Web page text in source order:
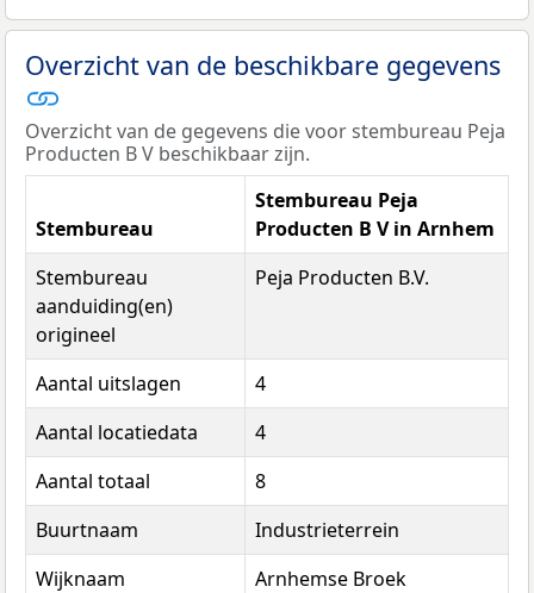
Overzicht van de beschikbare gegevens
Overzicht van de gegevens die voor stembureau Peja
Producten B V beschikbaar zijn.
Stembureau
Stembureau Peja
Producten B V in Arnhem
Stembureau
aanduiding(en)
origineel
Peja Producten B.V.
Aantal uitslagen
4
Aantal locatiedata
4
Aantal totaal
8
Buurtnaam
Industrieterrein
Wijknaam
Arnhemse Broek